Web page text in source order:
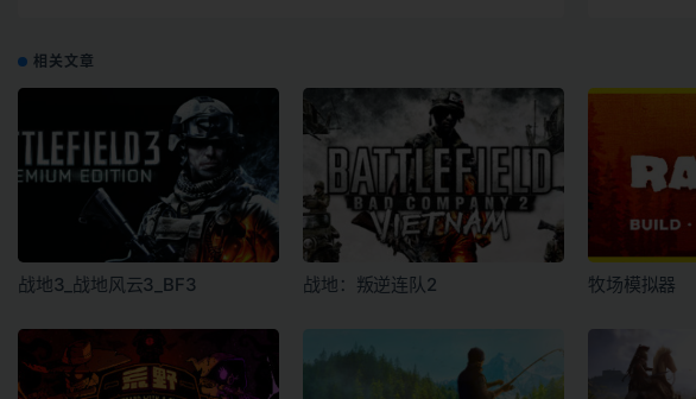
相关文章
战地3_战地风云3_BF3 战地：叛逆连队2 牧场模拟器